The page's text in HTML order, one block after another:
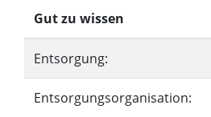
Gut zu wissen
Entsorgung:
Entsorgungsorganisation: